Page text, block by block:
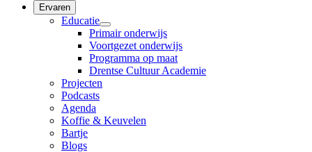
Ervaren
Educatie
Primair onderwijs
Voortgezet onderwijs
Programma op maat
Drentse Cultuur Academie
Projecten
Podcasts
Agenda
Koffie & Keuvelen
Bartje
Blogs